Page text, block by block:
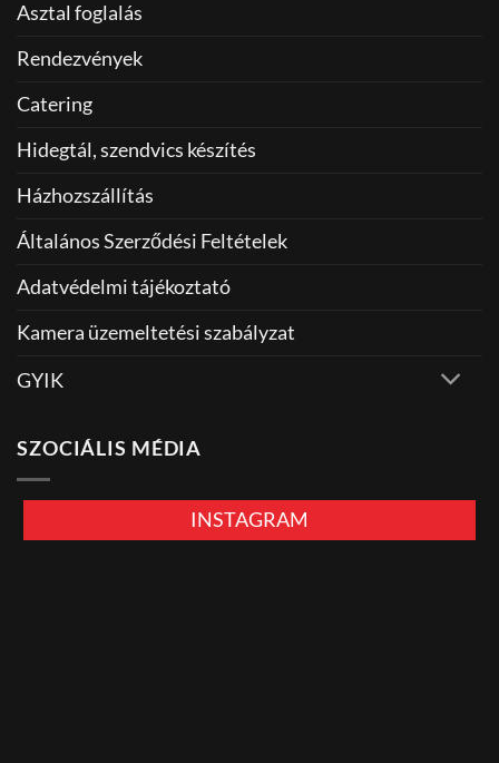
Asztal foglalás
Rendezvények
Catering
Hidegtál, szendvics készítés
Házhozszállítás
Általános Szerződési Feltételek
Adatvédelmi tájékoztató
Kamera üzemeltetési szabályzat
GYIK
SZOCIÁLIS MÉDIA
INSTAGRAM